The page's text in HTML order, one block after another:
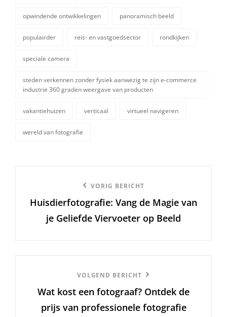
opwindende ontwikkelingen panoramisch beeld
populairder reis- en vastgoedsector rondkijken
speciale camera
steden verkennen zonder fysiek aanwezig te zijn e-commerce
industrie 360 graden weergave van producten
vakantiehuizen verticaal virtueel navigeren
wereld van fotografie
bericht
VORIG BERICHT
Huisdierfotografie: Vang de Magie van
je Geliefde Viervoeter op Beeld
Bericht
VOLGEND BERICHT
Wat kost een fotograaf? Ontdek de
prijs van professionele fotografie